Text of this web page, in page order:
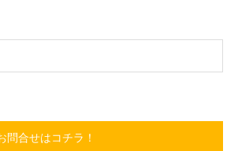
合せはコチラ！